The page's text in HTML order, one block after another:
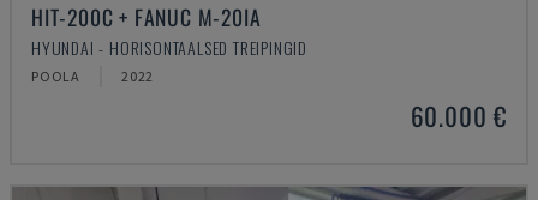
HIT-200C + FANUC M-20IA
HYUNDAI - HORISONTAALSED TREIPINGID
POOLA 2022
60.000 €